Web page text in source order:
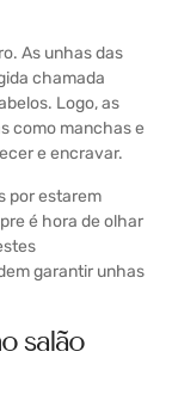
As unhas das
chamada
Logo, as
como manchas e
e encravar.
por estarem
é hora de olhar
garantir unhas
salão